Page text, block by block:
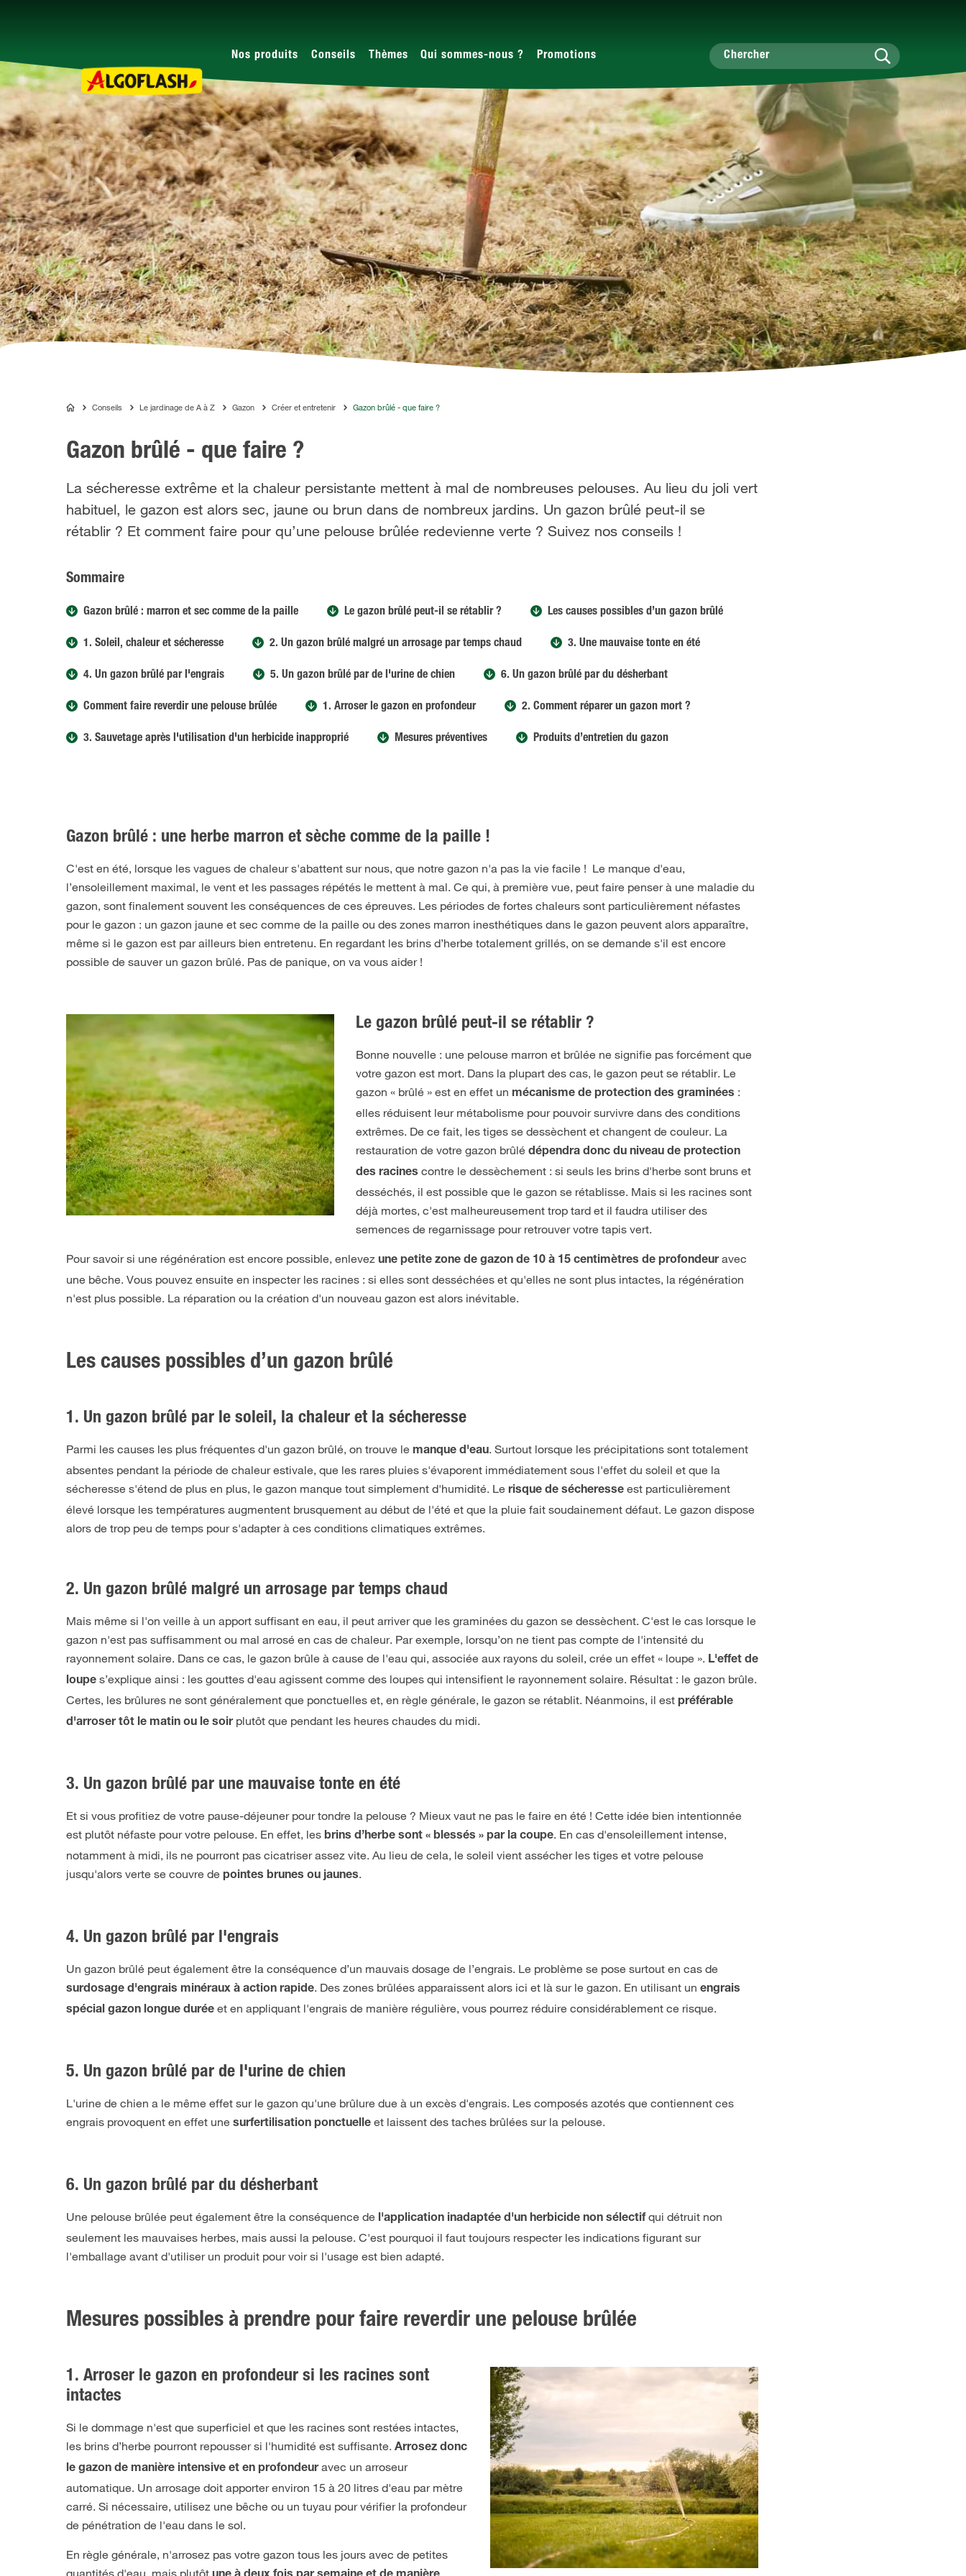
Nos produits Conseils Thèmes Qui sommes-nous ? Promotions
ALGOFLASH
Conseils Le jardinage de A à Z Gazon Créer et entretenir Gazon brûlé - que faire ?
Gazon brûlé - que faire ?
La sécheresse extrême et la chaleur persistante mettent à mal de nombreuses pelouses. Au lieu du joli vert
habituel, le gazon est alors sec, jaune ou brun dans de nombreux jardins. Un gazon brûlé peut-il se
rétablir ? Et comment faire pour qu’une pelouse brûlée redevienne verte ? Suivez nos conseils !
Sommaire
Gazon brûlé : marron et sec comme de la paille Le gazon brûlé peut-il se rétablir ? Les causes possibles d’un gazon brûlé
1. Soleil, chaleur et sécheresse 2. Un gazon brûlé malgré un arrosage par temps chaud 3. Une mauvaise tonte en été
4. Un gazon brûlé par l'engrais 5. Un gazon brûlé par de l'urine de chien 6. Un gazon brûlé par du désherbant
Comment faire reverdir une pelouse brûlée 1. Arroser le gazon en profondeur 2. Comment réparer un gazon mort ?
3. Sauvetage après l'utilisation d'un herbicide inapproprié Mesures préventives Produits d’entretien du gazon
Gazon brûlé : une herbe marron et sèche comme de la paille !
C'est en été, lorsque les vagues de chaleur s'abattent sur nous, que notre gazon n'a pas la vie facile ! Le manque d'eau,
l’ensoleillement maximal, le vent et les passages répétés le mettent à mal. Ce qui, à première vue, peut faire penser à une maladie du
gazon, sont finalement souvent les conséquences de ces épreuves. Les périodes de fortes chaleurs sont particulièrement néfastes
pour le gazon : un gazon jaune et sec comme de la paille ou des zones marron inesthétiques dans le gazon peuvent alors apparaître,
même si le gazon est par ailleurs bien entretenu. En regardant les brins d’herbe totalement grillés, on se demande s'il est encore
possible de sauver un gazon brûlé. Pas de panique, on va vous aider !
Le gazon brûlé peut-il se rétablir ?
Bonne nouvelle : une pelouse marron et brûlée ne signifie pas forcément que
votre gazon est mort. Dans la plupart des cas, le gazon peut se rétablir. Le
gazon « brûlé » est en effet un mécanisme de protection des graminées :
elles réduisent leur métabolisme pour pouvoir survivre dans des conditions
extrêmes. De ce fait, les tiges se dessèchent et changent de couleur. La
restauration de votre gazon brûlé dépendra donc du niveau de protection
des racines contre le dessèchement : si seuls les brins d'herbe sont bruns et
desséchés, il est possible que le gazon se rétablisse. Mais si les racines sont
déjà mortes, c'est malheureusement trop tard et il faudra utiliser des
semences de regarnissage pour retrouver votre tapis vert.
Pour savoir si une régénération est encore possible, enlevez une petite zone de gazon de 10 à 15 centimètres de profondeuravec
une bêche. Vous pouvez ensuite en inspecter les racines : si elles sont desséchées et qu'elles ne sont plus intactes, la régénération
n'est plus possible. La réparation ou la création d'un nouveau gazon est alors inévitable.
Les causes possibles d’un gazon brûlé
1. Un gazon brûlé par le soleil, la chaleur et la sécheresse
Parmi les causes les plus fréquentes d'un gazon brûlé, on trouve le manque d'eau. Surtout lorsque les précipitations sont totalement
absentes pendant la période de chaleur estivale, que les rares pluies s'évaporent immédiatement sous l'effet du soleil et que la
sécheresse s'étend de plus en plus, le gazon manque tout simplement d'humidité. Le risque de sécheresse est particulièrement
élevé lorsque les températures augmentent brusquement au début de l'été et que la pluie fait soudainement défaut. Le gazon dispose
alors de trop peu de temps pour s'adapter à ces conditions climatiques extrêmes.
2. Un gazon brûlé malgré un arrosage par temps chaud
Mais même si l'on veille à un apport suffisant en eau, il peut arriver que les graminées du gazon se dessèchent. C'est le cas lorsque le
gazon n'est pas suffisamment ou mal arrosé en cas de chaleur. Par exemple, lorsqu’on ne tient pas compte de l'intensité du
rayonnement solaire. Dans ce cas, le gazon brûle à cause de l'eau qui, associée aux rayons du soleil, crée un effet « loupe ». L'effet de
loupe s’explique ainsi : les gouttes d'eau agissent comme des loupes qui intensifient le rayonnement solaire. Résultat : le gazon brûle.
Certes, les brûlures ne sont généralement que ponctuelles et, en règle générale, le gazon se rétablit. Néanmoins, il est préférable
d'arroser tôt le matin ou le soirplutôt que pendant les heures chaudes du midi.
3. Un gazon brûlé par une mauvaise tonte en été
Et si vous profitiez de votre pause-déjeuner pour tondre la pelouse ? Mieux vaut ne pas le faire en été ! Cette idée bien intentionnée
est plutôt néfaste pour votre pelouse. En effet, les brins d’herbe sont « blessés » par la coupe. En cas d'ensoleillement intense,
notamment à midi, ils ne pourront pas cicatriser assez vite. Au lieu de cela, le soleil vient assécher les tiges et votre pelouse
jusqu'alors verte se couvre de pointes brunes ou jaunes.
4. Un gazon brûlé par l'engrais
Un gazon brûlé peut également être la conséquence d’un mauvais dosage de l’engrais. Le problème se pose surtout en cas de
surdosage d'engrais minéraux à action rapide. Des zones brûlées apparaissent alors ici et là sur le gazon. En utilisant un engrais
spécial gazon longue durée et en appliquant l'engrais de manière régulière, vous pourrez réduire considérablement ce risque.
5. Un gazon brûlé par de l'urine de chien
L'urine de chien a le même effet sur le gazon qu'une brûlure due à un excès d'engrais. Les composés azotés que contiennent ces
engrais provoquent en effet une surfertilisation ponctuelle et laissent des taches brûlées sur la pelouse.
6. Un gazon brûlé par du désherbant
Une pelouse brûlée peut également être la conséquence de l'application inadaptée d'un herbicide non sélectifqui détruit non
seulement les mauvaises herbes, mais aussi la pelouse. C'est pourquoi il faut toujours respecter les indications figurant sur
l'emballage avant d'utiliser un produit pour voir si l'usage est bien adapté.
Mesures possibles à prendre pour faire reverdir une pelouse brûlée
1. Arroser le gazon en profondeur si les racines sont
intactes
Si le dommage n'est que superficiel et que les racines sont restées intactes,
les brins d’herbe pourront repousser si l'humidité est suffisante. Arrosez donc
le gazon de manière intensive et en profondeuravec un arroseur
automatique. Un arrosage doit apporter environ 15 à 20 litres d'eau par mètre
carré. Si nécessaire, utilisez une bêche ou un tuyau pour vérifier la profondeur
de pénétration de l'eau dans le sol.
En règle générale, n'arrosez pas votre gazon tous les jours avec de petites
quantités d'eau, mais plutôt